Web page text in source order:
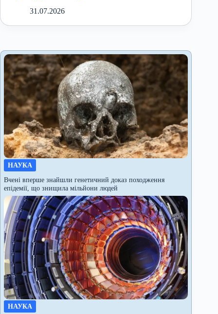
31.07.2026
НАУКА
Вчені вперше знайшли генетичний доказ походження
епідемії, що знищила мільйони людей
НАУКА